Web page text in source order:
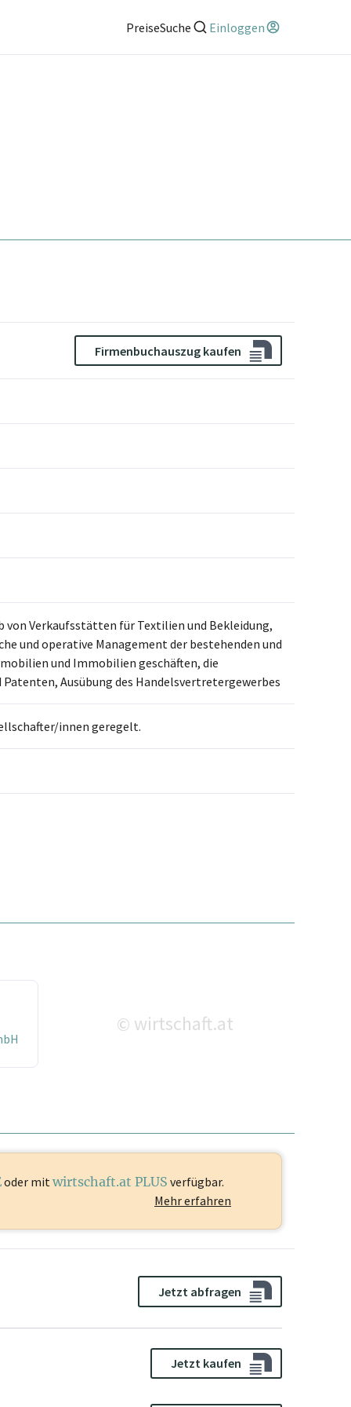
PreiseSuche Einloggen
Firmenbuchauszug kaufen
Verkaufsstätten für Textilien und Bekleidung,
und operative Management der bestehenden und
und Immobilien geschäften, die
Ausübung des Handelsvertretergewerbes
innen geregelt.
© wirtschaft.at
oder mitwirtschaft.at PLUS verfügbar.
Mehr erfahren
Jetzt abfragen
Jetzt kaufen